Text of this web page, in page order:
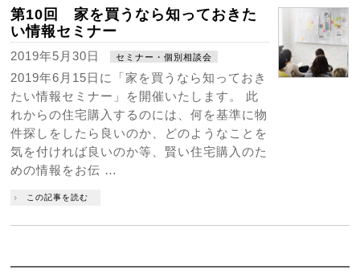
第10回 家を買うなら知っておきた
い情報セミナー
2019年5月30日 セミナー・個別相談会
2019年6月15日に「家を買うなら知っておき
たい情報セミナー」を開催いたします。 此
れからの住宅購入するのには、何を基準に物
件探しをしたら良いのか、どのようなことを
気を付ければ良いのか等、賢い住宅購入のた
めの情報をお伝 …
この記事を読む